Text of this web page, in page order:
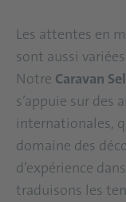
Les attentes en
sont aussi
Notre Caravan
s’appuie sur des
internationales,
domaine des
d’expérience
traduisons les